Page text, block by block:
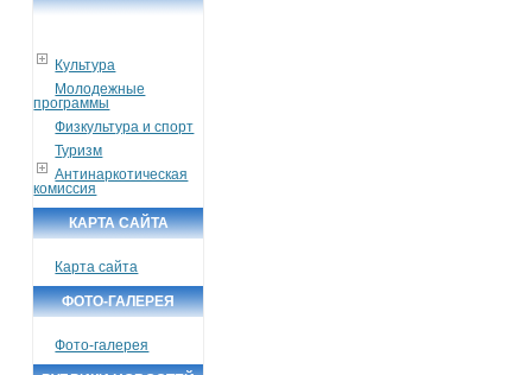
Культура
Молодежные
программы
Физкультура и спорт
Туризм
Антинаркотическая
комиссия
КАРТА САЙТА
Карта сайта
ФОТО-ГАЛЕРЕЯ
Фото-галерея